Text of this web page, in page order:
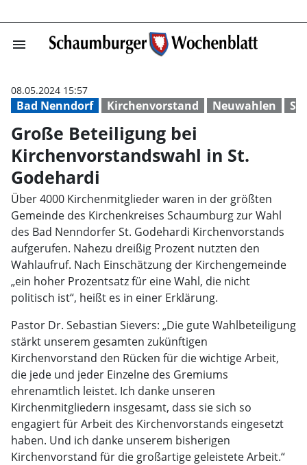
menu Große
Bad Nenndorf Kirchenvorstand Neuwahlen
08.05.2024 15:57
Große Beteiligung bei
Kirchenvorstandswahl in St.
Godehardi
Über 4000 Kirchenmitglieder waren in der größten
Gemeinde des Kirchenkreises Schaumburg zur Wahl
des Bad Nenndorfer St. Godehardi Kirchenvorstands
aufgerufen. Nahezu dreißig Prozent nutzten den
Wahlaufruf. Nach Einschätzung der Kirchengemeinde
„ein hoher Prozentsatz für eine Wahl, die nicht
politisch ist“, heißt es in einer Erklärung.
Pastor Dr. Sebastian Sievers: „Die gute Wahlbeteiligung
stärkt unserem gesamten zukünftigen
Kirchenvorstand den Rücken für die wichtige Arbeit,
die jede und jeder Einzelne des Gremiums
ehrenamtlich leistet. Ich danke unseren
Kirchenmitgliedern insgesamt, dass sie sich so
engagiert für Arbeit des Kirchenvorstands eingesetzt
haben. Und ich danke unserem bisherigen
Kirchenvorstand für die großartige geleistete Arbeit.“